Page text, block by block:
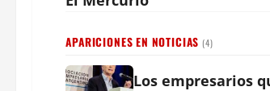
APARICIONES EN NOTICIAS (4)
Los empresarios